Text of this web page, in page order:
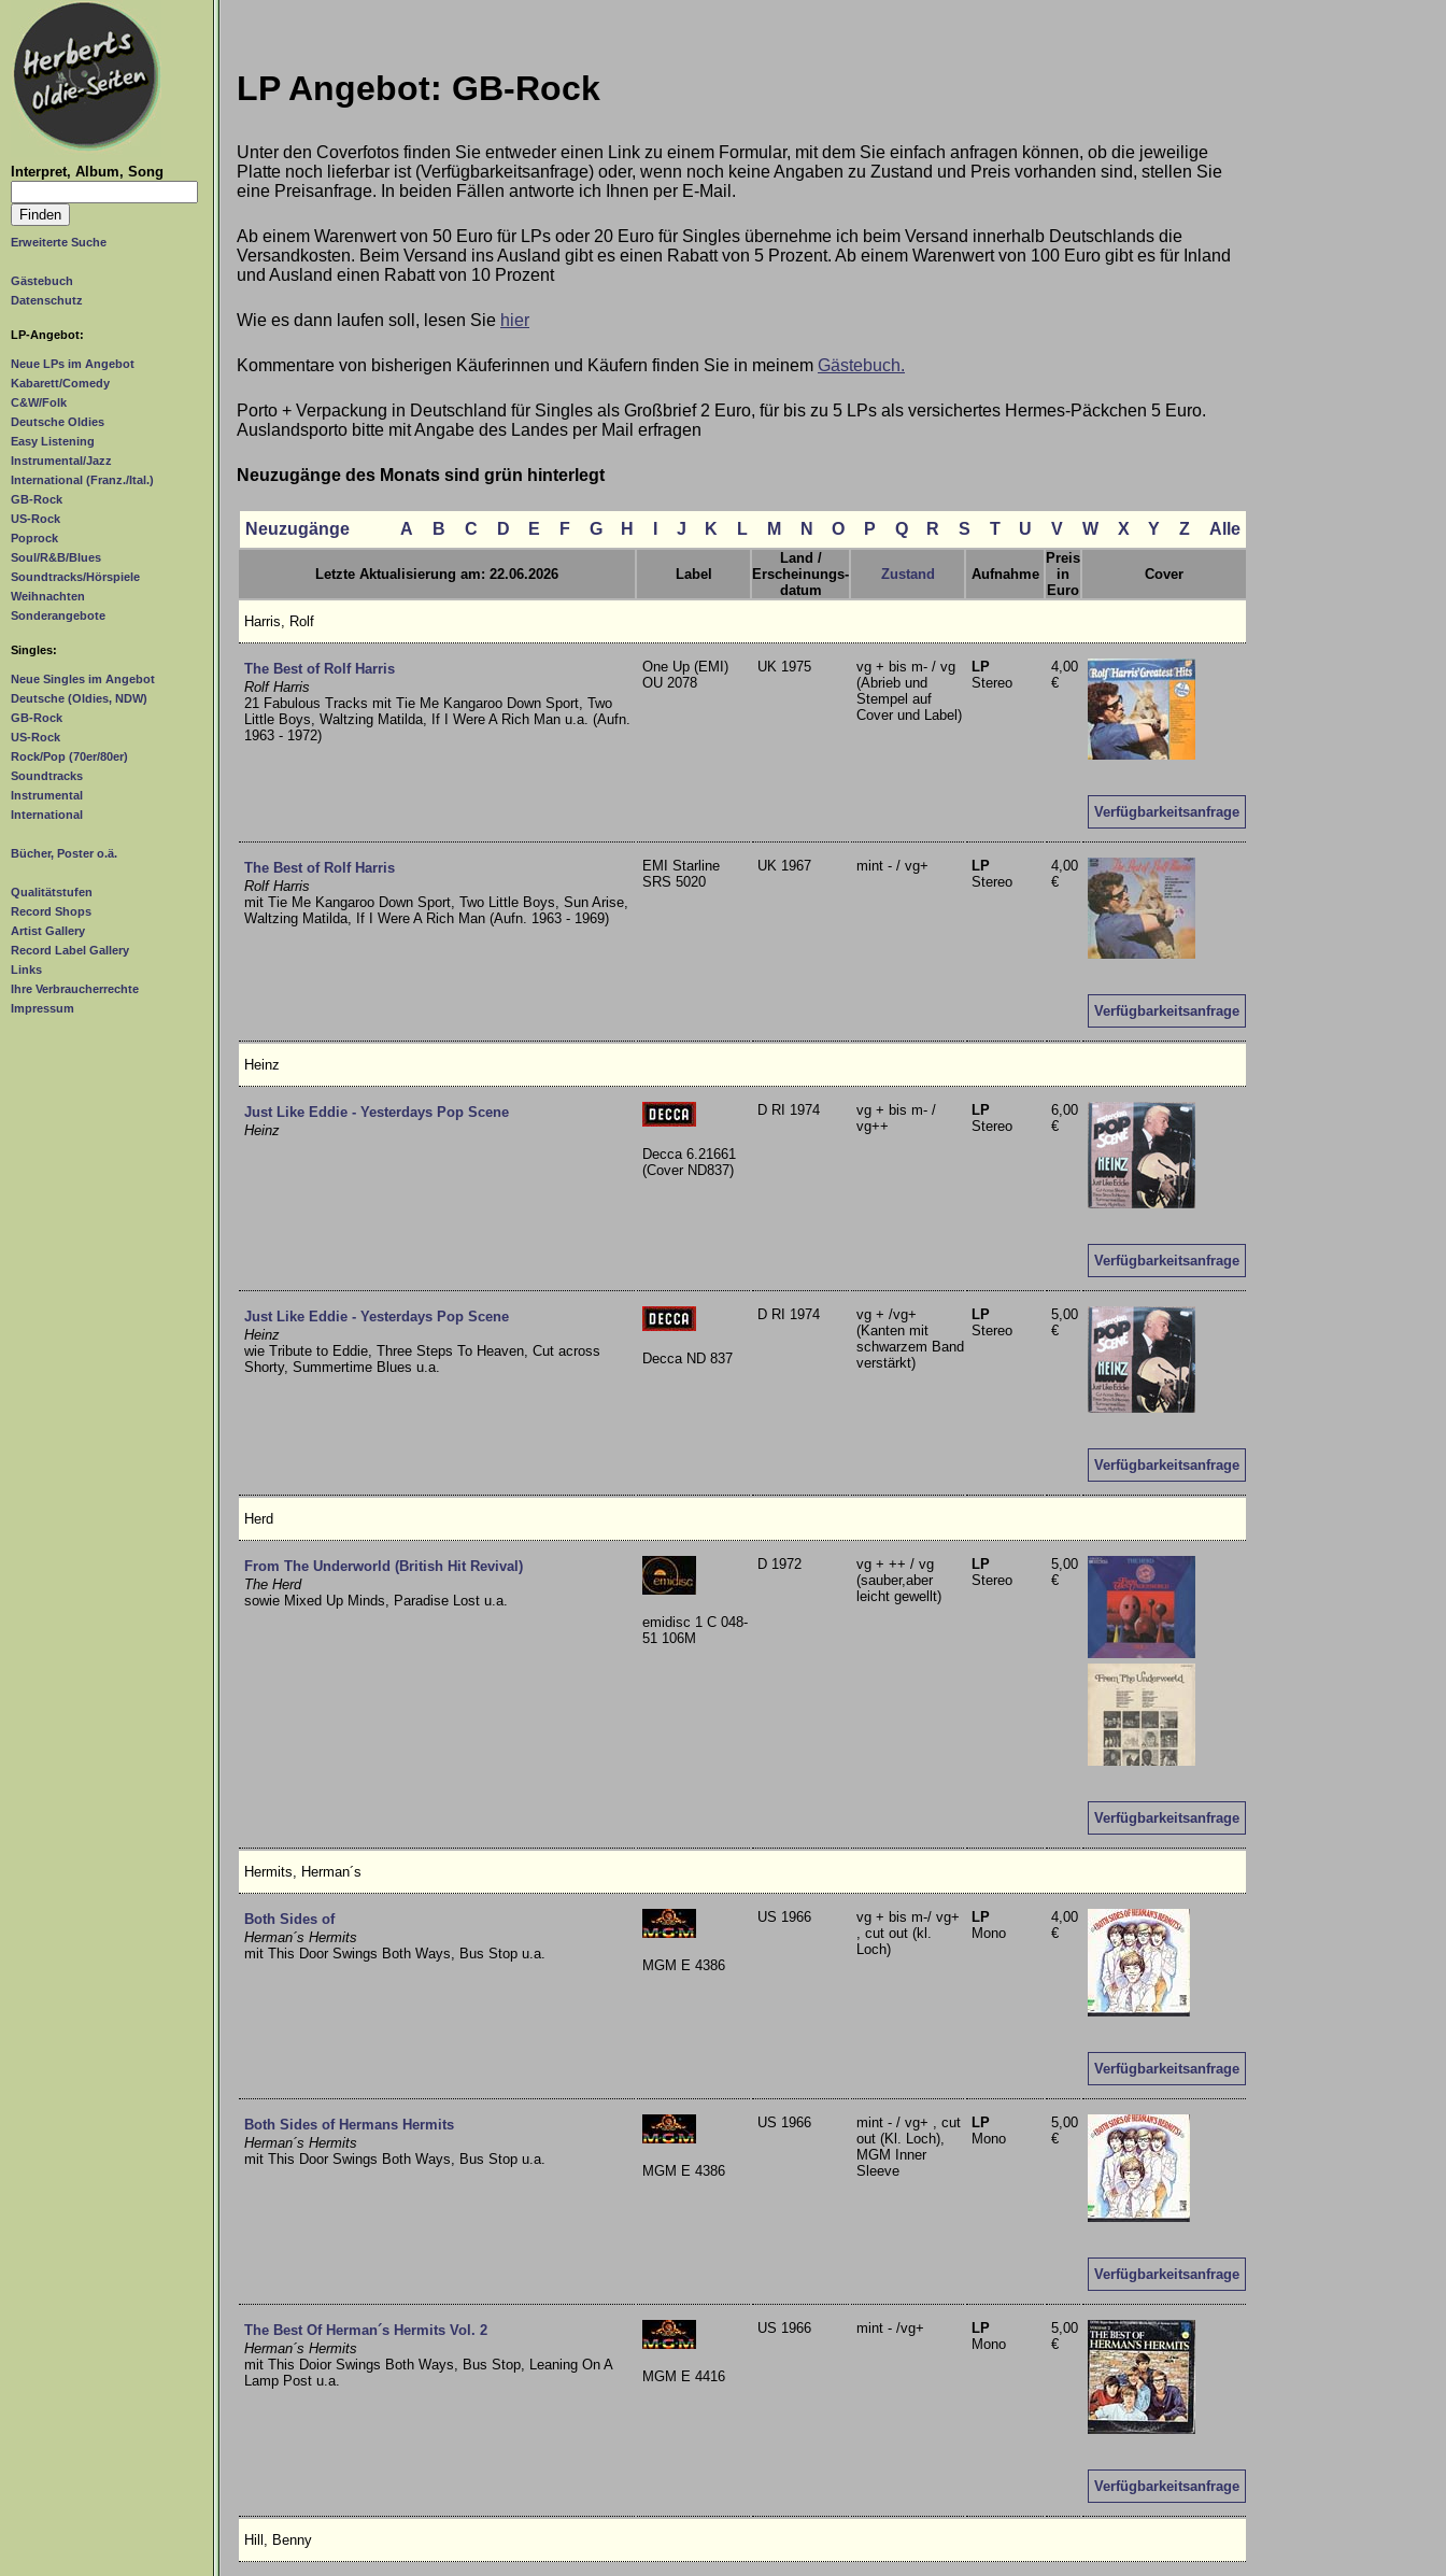
Interpret, Album, Song
Erweiterte Suche
Gästebuch
Datenschutz
LP-Angebot:
Neue LPs im Angebot
Kabarett/Comedy
C&W/Folk
Deutsche Oldies
Easy Listening
Instrumental/Jazz
International (Franz./Ital.)
GB-Rock
US-Rock
Poprock
Soul/R&B/Blues
Soundtracks/Hörspiele
Weihnachten
Sonderangebote
Singles:
Neue Singles im Angebot
Deutsche (Oldies, NDW)
GB-Rock
US-Rock
Rock/Pop (70er/80er)
Soundtracks
Instrumental
International
Bücher, Poster o.ä.
Qualitätstufen
Record Shops
Artist Gallery
Record Label Gallery
Links
Ihre Verbraucherrechte
Impressum
LP Angebot: GB-Rock
Unter den Coverfotos finden Sie entweder einen Link zu einem Formular, mit dem Sie einfach anfragen können, ob die jeweilige
Platte noch lieferbar ist (Verfügbarkeitsanfrage) oder, wenn noch keine Angaben zu Zustand und Preis vorhanden sind, stellen Sie
eine Preisanfrage. In beiden Fällen antworte ich Ihnen per E-Mail.
Ab einem Warenwert von 50 Euro für LPs oder 20 Euro für Singles übernehme ich beim Versand innerhalb Deutschlands die
Versandkosten. Beim Versand ins Ausland gibt es einen Rabatt von 5 Prozent. Ab einem Warenwert von 100 Euro gibt es für Inland
und Ausland einen Rabatt von 10 Prozent
Wie es dann laufen soll, lesen Sie hier
Kommentare von bisherigen Käuferinnen und Käufern finden Sie in meinem Gästebuch.
Porto + Verpackung in Deutschland für Singles als Großbrief 2 Euro, für bis zu 5 LPs als versichertes Hermes-Päckchen 5 Euro.
Auslandsporto bitte mit Angabe des Landes per Mail erfragen
Neuzugänge des Monats sind grün hinterlegt
Neuzugänge A B C D E F G H J K L M N O P Q R S T U V W X Y Z Alle
Letzte Aktualisierung am: 22.06.2026 Label
Land /
Erscheinungs-
datum
Zustand Aufnahme
Preis
in
Euro
Cover
Harris, Rolf
The Best of Rolf Harris
Rolf Harris
21 Fabulous Tracks mit Tie Me Kangaroo Down Sport, Two
Little Boys, Waltzing Matilda, If I Were A Rich Man u.a. (Aufn.
1963 - 1972)
One Up (EMI)
OU 2078
UK 1975
vg + bis m- / vg
(Abrieb und
Stempel auf
Cover und Label)
LP
Stereo
4,00
€
Verfügbarkeitsanfrage
The Best of Rolf Harris
Rolf Harris
mit Tie Me Kangaroo Down Sport, Two Little Boys, Sun Arise,
Waltzing Matilda, If I Were A Rich Man (Aufn. 1963 - 1969)
EMI Starline
SRS 5020
UK 1967 mint - / vg+
LP
Stereo
4,00
€
Verfügbarkeitsanfrage
Heinz
Just Like Eddie - Yesterdays Pop Scene
Heinz
Decca 6.21661
(Cover ND837)
D RI 1974
vg + bis m- /
vg++
LP
Stereo
6,00
€
Verfügbarkeitsanfrage
Just Like Eddie - Yesterdays Pop Scene
Heinz
wie Tribute to Eddie, Three Steps To Heaven, Cut across
Shorty, Summertime Blues u.a.
Decca ND 837
D RI 1974
vg + /vg+
(Kanten mit
schwarzem Band
verstärkt)
LP
Stereo
5,00
€
Verfügbarkeitsanfrage
Herd
From The Underworld (British Hit Revival)
The Herd
sowie Mixed Up Minds, Paradise Lost u.a.
emidisc 1 C 048-
51 106M
D 1972
vg + ++ / vg
(sauber,aber
leicht gewellt)
LP
Stereo
5,00
€
Verfügbarkeitsanfrage
Hermits, Herman´s
Both Sides of
Herman´s Hermits
mit This Door Swings Both Ways, Bus Stop u.a.
MGM E 4386
US 1966
vg + bis m-/ vg+
, cut out (kl.
Loch)
LP
Mono
4,00
€
Verfügbarkeitsanfrage
Both Sides of Hermans Hermits
Herman´s Hermits
mit This Door Swings Both Ways, Bus Stop u.a.
MGM E 4386
US 1966
mint - / vg+ , cut
out (Kl. Loch),
MGM Inner
Sleeve
LP
Mono
5,00
€
Verfügbarkeitsanfrage
The Best Of Herman´s Hermits Vol. 2
Herman´s Hermits
mit This Doior Swings Both Ways, Bus Stop, Leaning On A
Lamp Post u.a.
MGM E 4416
US 1966 mint - /vg+
LP
Mono
5,00
€
Verfügbarkeitsanfrage
Hill, Benny